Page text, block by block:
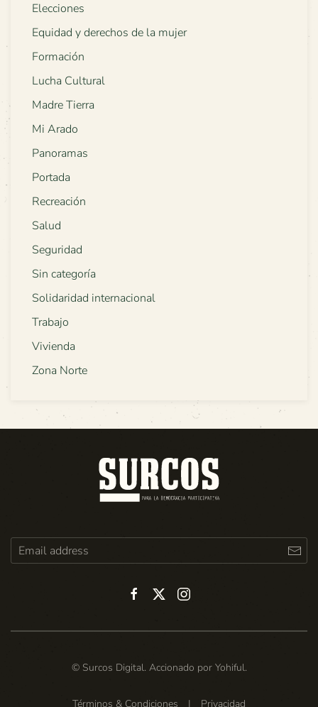
Elecciones
Equidad y derechos de la mujer
Formación
Lucha Cultural
Madre Tierra
Mi Arado
Panoramas
Portada
Recreación
Salud
Seguridad
Sin categoría
Solidaridad internacional
Trabajo
Vivienda
Zona Norte
© Surcos Digital. Accionado por Yohiful.
Términos & Condiciones | Privacidad